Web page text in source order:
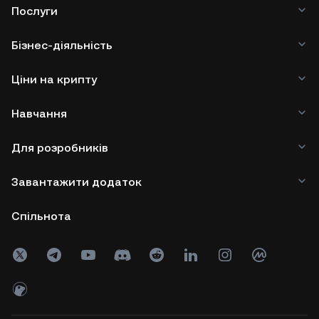
Послуги
Бізнес-діяльність
Ціни на крипту
Навчання
Для розробників
Завантажити додаток
Спільнота